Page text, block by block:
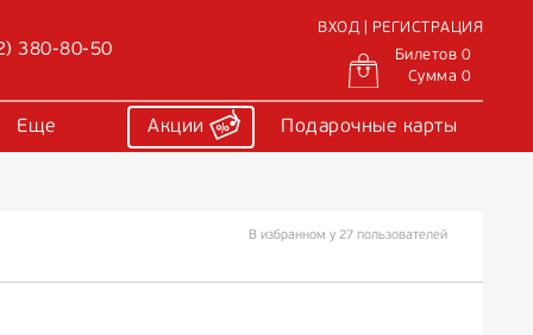
380-80-50
ВХОД | РЕГИСТРАЦИЯ
Билетов 0
Сумма 0
Еще Акции Подарочные карты
В избранном у 27 пользователей